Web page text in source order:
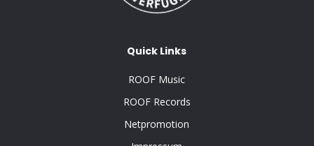
Quick Links
ROOF Music
ROOF Records
Netpromotion